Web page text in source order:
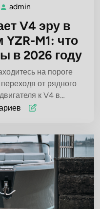
16.03.2026
admin
V4 эру в
M1: что
в 2026 году
на пороге
от рядного
к V4 в…